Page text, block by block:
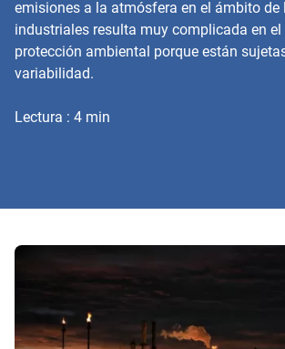
emisiones a la atmósfera en el ámbito
industriales resulta muy complicada en
protección ambiental porque están
variabilidad.
Lectura : 4 min